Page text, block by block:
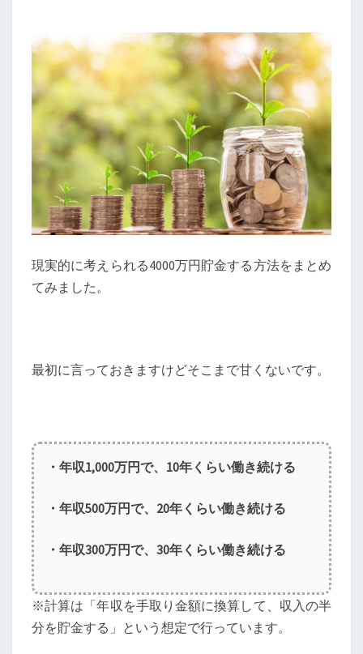
現実的に考えられる4000万円貯金する方法をまとめ
てみました。
最初に言っておきますけどそこまで甘くないです。
・年収1,000万円で、10年くらい働き続ける
・年収500万円で、20年くらい働き続ける
・年収300万円で、30年くらい働き続ける
※計算は「年収を手取り金額に換算して、収入の半
分を貯金する」という想定で行っています。